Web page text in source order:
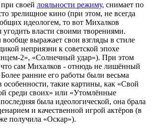
своей лояльности режиму, снимает по
зрелищное кино (при этом, не всегда
общих идеологем, то вот Михалков
угодить власти своими творениями.
выражает свои взгляды в стиле
неприязни к советской эпохе
2», «Солнечный удар»). При этом
что сам Михалков - отнюдь не лишённый
ранние его работы были весьма
особенности, такие картины, как «Свой
среди своих» или «Утомлённые
была идеологической, она брала
и качественной игрой актёров (в
получила «Оскар»).